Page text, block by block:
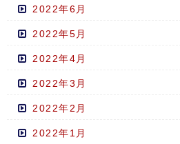
2022年6月
2022年5月
2022年4月
2022年3月
2022年2月
2022年1月